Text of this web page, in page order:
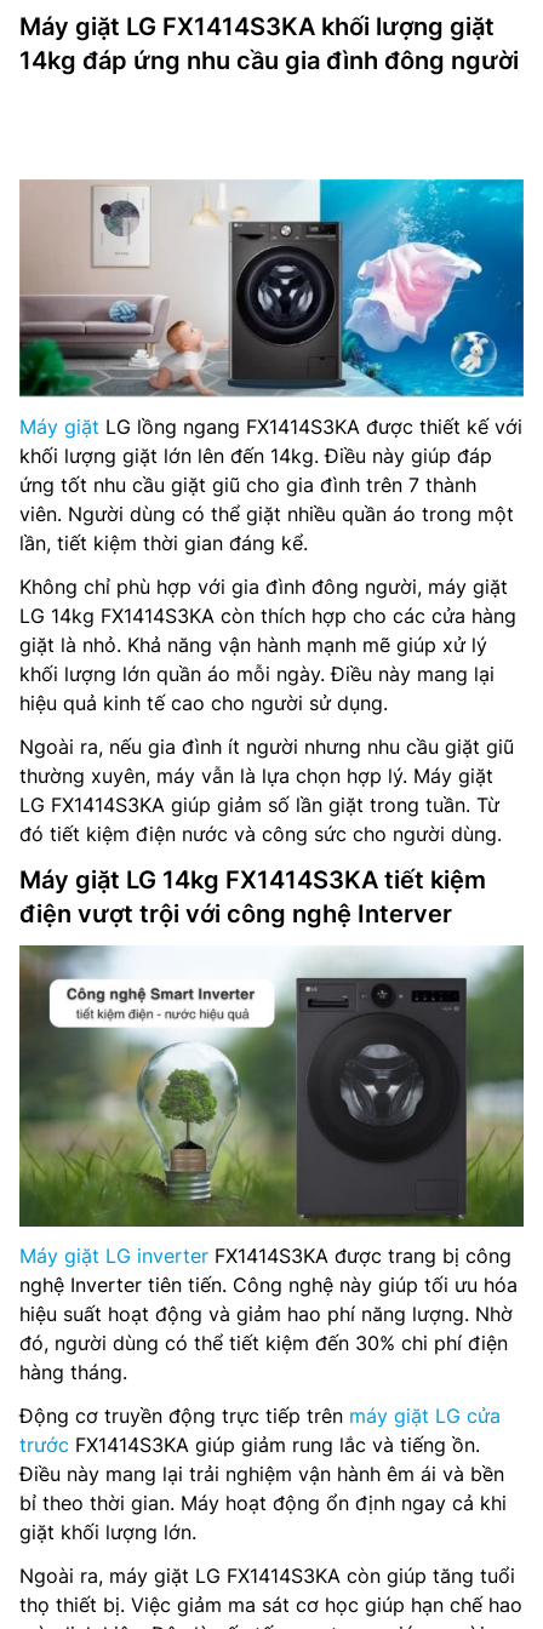
Máy giặt LG FX1414S3KA khối lượng giặt
14kg đáp ứng nhu cầu gia đình đông người
Máy giặt LG lồng ngang FX1414S3KA được thiết kế với
khối lượng giặt lớn lên đến 14kg. Điều này giúp đáp
ứng tốt nhu cầu giặt giũ cho gia đình trên 7 thành
viên. Người dùng có thể giặt nhiều quần áo trong một
lần, tiết kiệm thời gian đáng kể.
Không chỉ phù hợp với gia đình đông người, máy giặt
LG 14kg FX1414S3KA còn thích hợp cho các cửa hàng
giặt là nhỏ. Khả năng vận hành mạnh mẽ giúp xử lý
khối lượng lớn quần áo mỗi ngày. Điều này mang lại
hiệu quả kinh tế cao cho người sử dụng.
Ngoài ra, nếu gia đình ít người nhưng nhu cầu giặt giũ
thường xuyên, máy vẫn là lựa chọn hợp lý. Máy giặt
LG FX1414S3KA giúp giảm số lần giặt trong tuần. Từ
đó tiết kiệm điện nước và công sức cho người dùng.
Máy giặt LG 14kg FX1414S3KA tiết kiệm
điện vượt trội với công nghệ Interver
Máy giặt LG inverter FX1414S3KA được trang bị công
nghệ Inverter tiên tiến. Công nghệ này giúp tối ưu hóa
hiệu suất hoạt động và giảm hao phí năng lượng. Nhờ
đó, người dùng có thể tiết kiệm đến 30% chi phí điện
hàng tháng.
Động cơ truyền động trực tiếp trên máy giặt LG cửa
trước FX1414S3KA giúp giảm rung lắc và tiếng ồn.
Điều này mang lại trải nghiệm vận hành êm ái và bền
bỉ theo thời gian. Máy hoạt động ổn định ngay cả khi
giặt khối lượng lớn.
Ngoài ra, máy giặt LG FX1414S3KA còn giúp tăng tuổi
thọ thiết bị. Việc giảm ma sát cơ học giúp hạn chế hao